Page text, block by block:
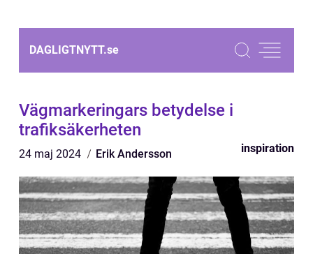
DAGLIGTNYTT.se
Vägmarkeringars betydelse i
trafiksäkerheten
24 maj 2024 Erik Andersson inspiration